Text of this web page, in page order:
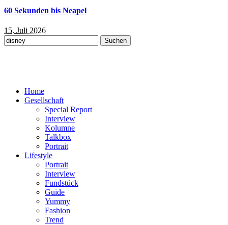
60 Sekunden bis Neapel
15. Juli 2026
Suchen
nach:
Home
Gesellschaft
Special Report
Interview
Kolumne
Talkbox
Portrait
Lifestyle
Portrait
Interview
Fundstück
Guide
Yummy
Fashion
Trend